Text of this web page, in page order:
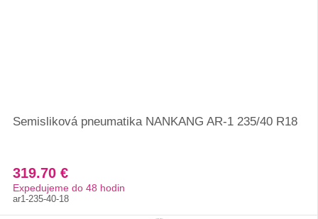
Semisliková pneumatika NANKANG AR-1 235/40 R18
319.70 €
Expedujeme do 48 hodin
ar1-235-40-18